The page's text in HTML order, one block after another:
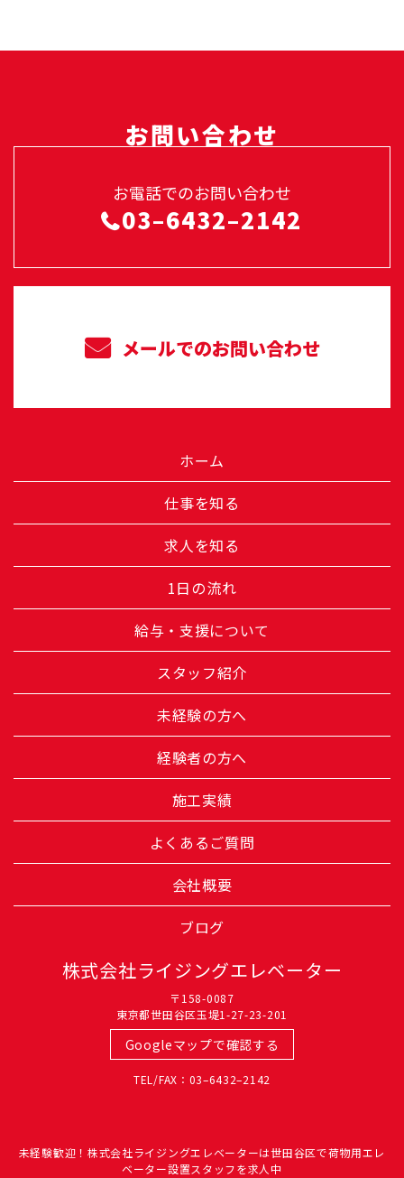
お問い合わせ
お電話でのお問い合わせ
03–6432–2142
メールでのお問い合わせ
ホーム
仕事を知る
求人を知る
1日の流れ
給与・支援について
スタッフ紹介
未経験の方へ
経験者の方へ
施工実績
よくあるご質問
会社概要
ブログ
株式会社ライジングエレベーター
〒158-0087
東京都世田谷区玉堤1-27-23-201
Googleマップで確認する
TEL/FAX：03–6432–2142
未経験歓迎！株式会社ライジングエレベーターは世田谷区で荷物用エレ
ベーター設置スタッフを求人中